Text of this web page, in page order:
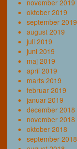
november 2019
oktober 2019
september 2019
august 2019
juli 2019
juni 2019
maj 2019
april 2019
marts 2019
februar 2019
januar 2019
december 2018
november 2018
oktober 2018
september 2018